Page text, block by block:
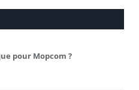
pour Mopcom ?